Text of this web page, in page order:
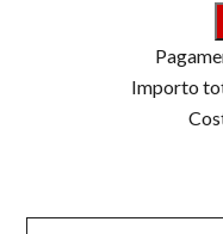
Importo